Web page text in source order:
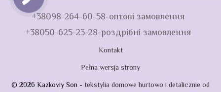
+38098-264-60-58-оптові замовлення
+38050-625-23-28-роздрібні замовлення
Kontakt
Pełna wersja strony
© 2026 Kazkoviy Son - tekstylia domowe hurtowo i detalicznie od